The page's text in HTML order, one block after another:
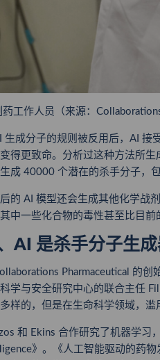
工作人员（来源：Collaborations
生成分子的规则被反用后，AI 接
得更致命。分析过这种方法所
成 40000 个潜在的杀手分子，
的 AI 模型还会生成其他化学战
中一些化合物的毒性甚至比目前
AI 是杀手分子生成
Pharmaceutical 的
学与安全研究中心的联合主任
样的，但是在生命科学领域，滥
和 Ekins 合作研究了机器学习
》。《人工智能驱动的药